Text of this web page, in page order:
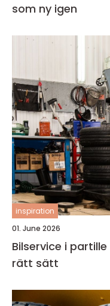
som ny igen
inspiration
01. June 2026
Bilservice i partille så tar du hand om bilen på
rätt sätt